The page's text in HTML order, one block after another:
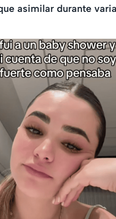
asimilar durante